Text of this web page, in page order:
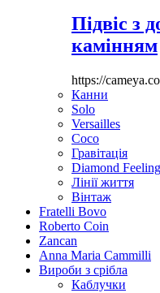
Підвіс з
камінням
https://
Канни
Solo
Versailles
Coco
Гравітація
Diamond
Лінії життя
Вінтаж
Fratelli Bovo
Roberto Coin
Zancan
Anna Maria Cammilli
Вироби з срібла
Каблучки